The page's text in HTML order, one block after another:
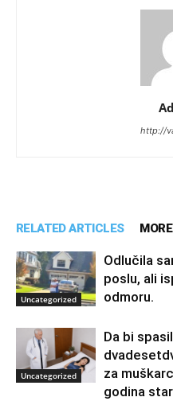
http://
RELATED ARTICLES
Uncategorized
Odlučila
poslu, ali
odmoru.
Uncategorized
Da bi
za
godina